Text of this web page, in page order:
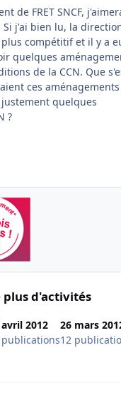
de FRET SNCF,
Si j'ai bien lu, la
compétitif et il y a
quelques
de la CCN. Que
ces
quelques
?
plus d'activités
avril 2012
publications
26 mars
12